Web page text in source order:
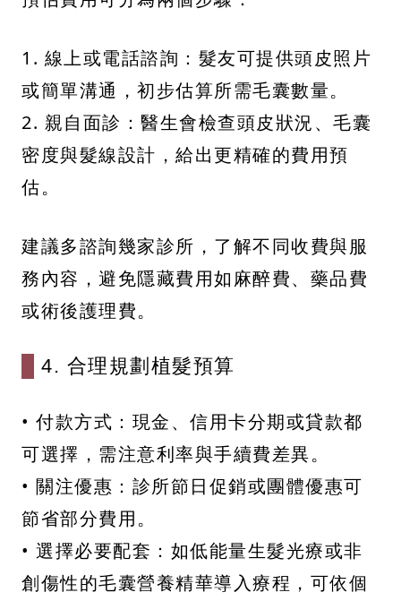
1. 線上或電話諮詢：髮友可提供頭皮照片
或簡單溝通，初步估算所需毛囊數量。
2. 親自面診：醫生會檢查頭皮狀況、毛囊
密度與髮線設計，給出更精確的費用預
估。
建議多諮詢幾家診所，了解不同收費與服
務內容，避免隱藏費用如麻醉費、藥品費
或術後護理費。
4. 合理規劃植髮預算
• 付款方式：現金、信用卡分期或貸款都
可選擇，需注意利率與手續費差異。
• 關注優惠：診所節日促銷或團體優惠可
節省部分費用。
• 選擇必要配套：如低能量生髮光療或非
創傷性的毛囊營養精華導入療程，可依個